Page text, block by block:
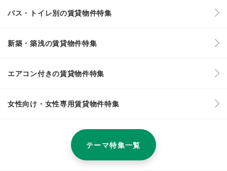
バス・トイレ別の賃貸物件特集
新築・築浅の賃貸物件特集
エアコン付きの賃貸物件特集
女性向け・女性専用賃貸物件特集
テーマ特集一覧